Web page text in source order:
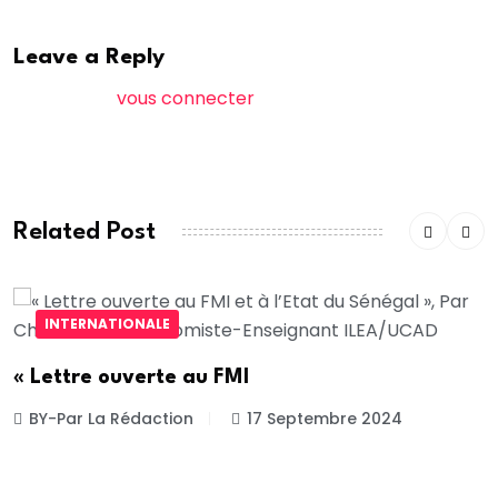
Leave a Reply
vous connecter
Related Post
INTERNATIONALE
« Lettre ouverte au FMI
BY-Par La Rédaction 17 Septembre 2024